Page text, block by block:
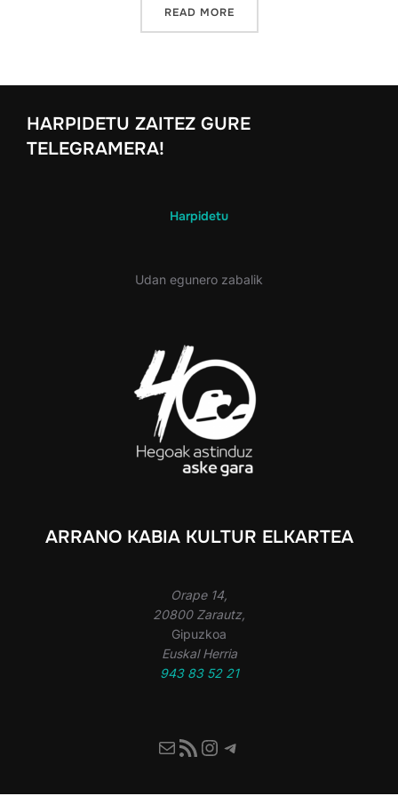
READ MORE“ARRANOPOLA 2026”
HARPIDETU ZAITEZ GURE
TELEGRAMERA!
Harpidetu
Udan egunero zabalik
ARRANO KABIA KULTUR ELKARTEA
Orape 14,
20800 Zarautz,
Gipuzkoa
Euskal Herria
943 83 52 21
MailRSS FeedInstagram
Telegram